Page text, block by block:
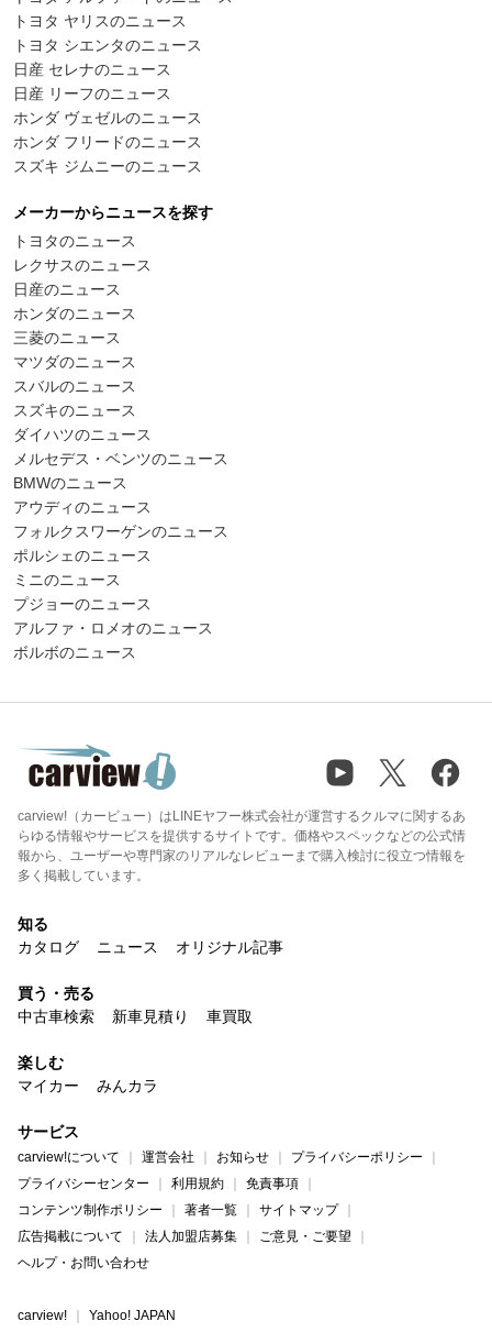
トヨタ ヤリスのニュース
トヨタ シエンタのニュース
日産 セレナのニュース
日産 リーフのニュース
ホンダ ヴェゼルのニュース
ホンダ フリードのニュース
スズキ ジムニーのニュース
メーカーからニュースを探す
トヨタのニュース
レクサスのニュース
日産のニュース
ホンダのニュース
三菱のニュース
マツダのニュース
スバルのニュース
スズキのニュース
ダイハツのニュース
メルセデス・ベンツのニュース
BMWのニュース
アウディのニュース
フォルクスワーゲンのニュース
ポルシェのニュース
ミニのニュース
プジョーのニュース
アルファ・ロメオのニュース
ボルボのニュース
carview!（カービュー）はLINEヤフー株式会社が運営するクルマに関するあ
らゆる情報やサービスを提供するサイトです。価格やスペックなどの公式情
報から、ユーザーや専門家のリアルなレビューまで購入検討に役立つ情報を
多く掲載しています。
知る
カタログ
ニュース オリジナル記事
買う・売る
中古車検索
新車見積り 車買取
楽しむ
マイカー
みんカラ
サービス
carview!について 運営会社 お知らせ
プライバシーポリシー
プライバシーセンター
利用規約
免責事項
コンテンツ制作ポリシー
著者一覧
サイトマップ
広告掲載について
法人加盟店募集
ご意見・ご要望
ヘルプ・お問い合わせ
carview! Yahoo! JAPAN